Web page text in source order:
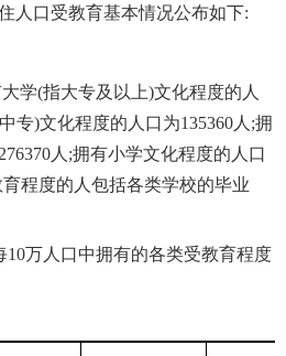
人口受教育基本情况公布如下:
学(指大专及以上)文化程度的人
专)文化程度的人口为135360人;拥
人;拥有小学文化程度的人口
程度的人包括各类学校的毕业
10万人口中拥有的各类受教育程度